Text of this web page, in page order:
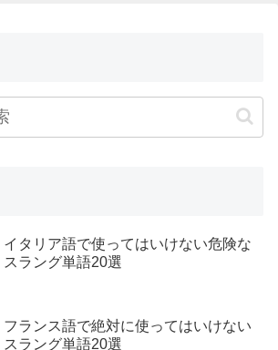
イタリア語で使ってはいけない危険な
スラング単語20選
フランス語で絶対に使ってはいけない
スラング単語20選